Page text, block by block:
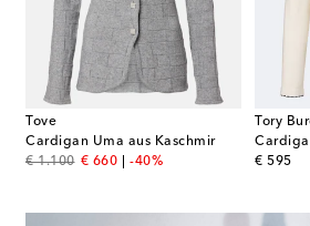
Tove
Cardigan Uma aus Kaschmir
€ 1.100
original price
€ 660
discount price
-40%
Tory
€ 595
original